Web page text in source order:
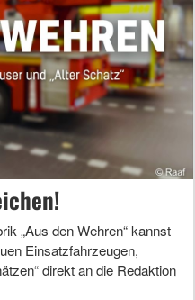
„Aus den Wehren“ kannst
Einsatzfahrzeugen,
direkt an die Redaktion